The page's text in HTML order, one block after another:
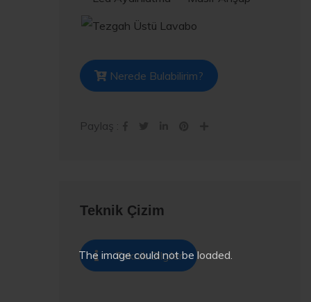
The imagecould not be loaded.
Nerede Bulabilirim?
Paylaş :
Teknik Çizim
Teknik Bilgiler